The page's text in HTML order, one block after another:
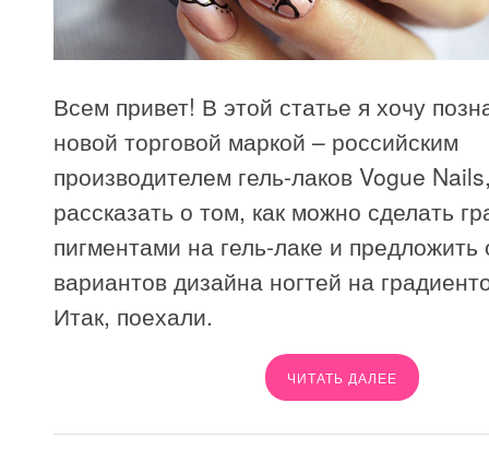
Всем привет! В этой статье я хочу
новой торговой маркой – российским
производителем гель-лаков Vogue
рассказать о том, как можно сделать
пигментами на гель-лаке и предложить
вариантов дизайна ногтей на
Итак, поехали.
ЧИТАТЬ ДАЛЕЕ